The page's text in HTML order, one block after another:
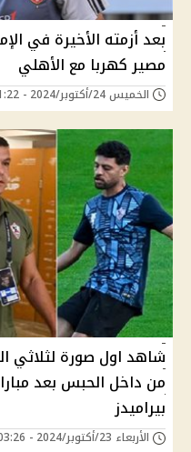
بعد أزمته الأخيرة في
مصير كهربا مع الأهلي
الخميس 24/أكتوبر/2024 - 01:22 م
شاهد اول صورة لثلاثي
من داخل الحبس بعد
بيراميدز
الأربعاء 23/أكتوبر/2024 - 03:26 م